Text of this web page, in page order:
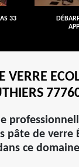
33
VERRE
pâte de verre
ce